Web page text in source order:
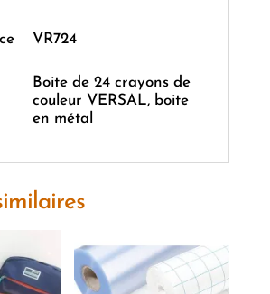
VR724
Boite de 24 crayons de
couleur VERSAL, boite
en métal